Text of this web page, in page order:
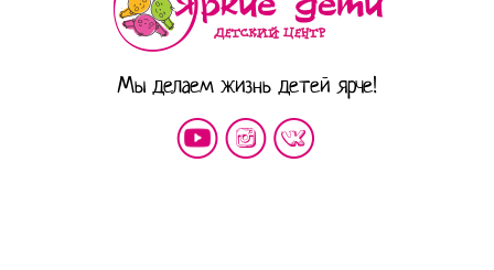
Мы делаем жизнь детей ярче!